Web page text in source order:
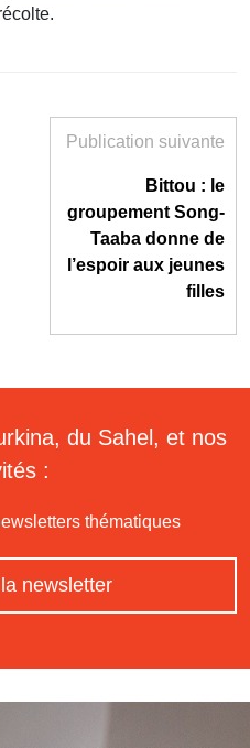
Publication suivante
Bittou : le
groupement Song-
Taaba donne de
l’espoir aux jeunes
filles
du Sahel, et nos
:
thématiques
newsletter